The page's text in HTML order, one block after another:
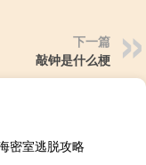
下一篇
敲钟是什么梗
密室逃脱攻略